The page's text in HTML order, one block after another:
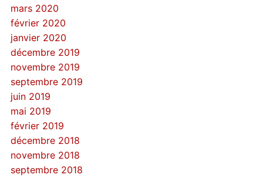
mars 2020
février 2020
janvier 2020
décembre 2019
novembre 2019
septembre 2019
juin 2019
mai 2019
février 2019
décembre 2018
novembre 2018
septembre 2018